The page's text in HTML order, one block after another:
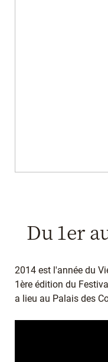
Du 1er
2014 est l'année du
1ère édition du
a lieu au Palais des